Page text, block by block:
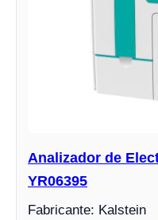
Analizador de
YR06395
Fabricante: Kalstein